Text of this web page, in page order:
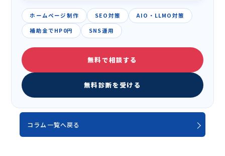
ホームページ制作 SEO対策
AIO・LLMO対策
補助金でHP0円
SNS運用
無料で相談する
無料診断を受ける
コラム一覧へ戻る